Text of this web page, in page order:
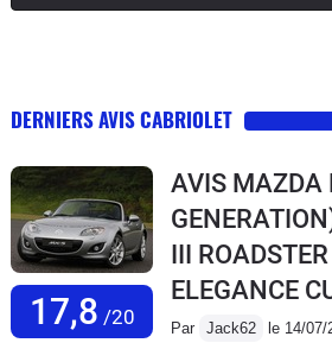
DERNIERS AVIS CABRIOLET
17,8 /20
AVIS MAZDA
III
ELEGANCE
Par Jack62 le 14/07/